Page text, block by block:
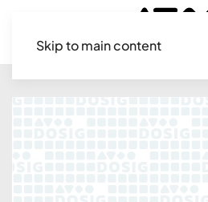
Skip to main content